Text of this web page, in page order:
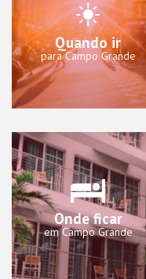
Quando ir
para Campo Grande
Onde ficar
em Campo Grande